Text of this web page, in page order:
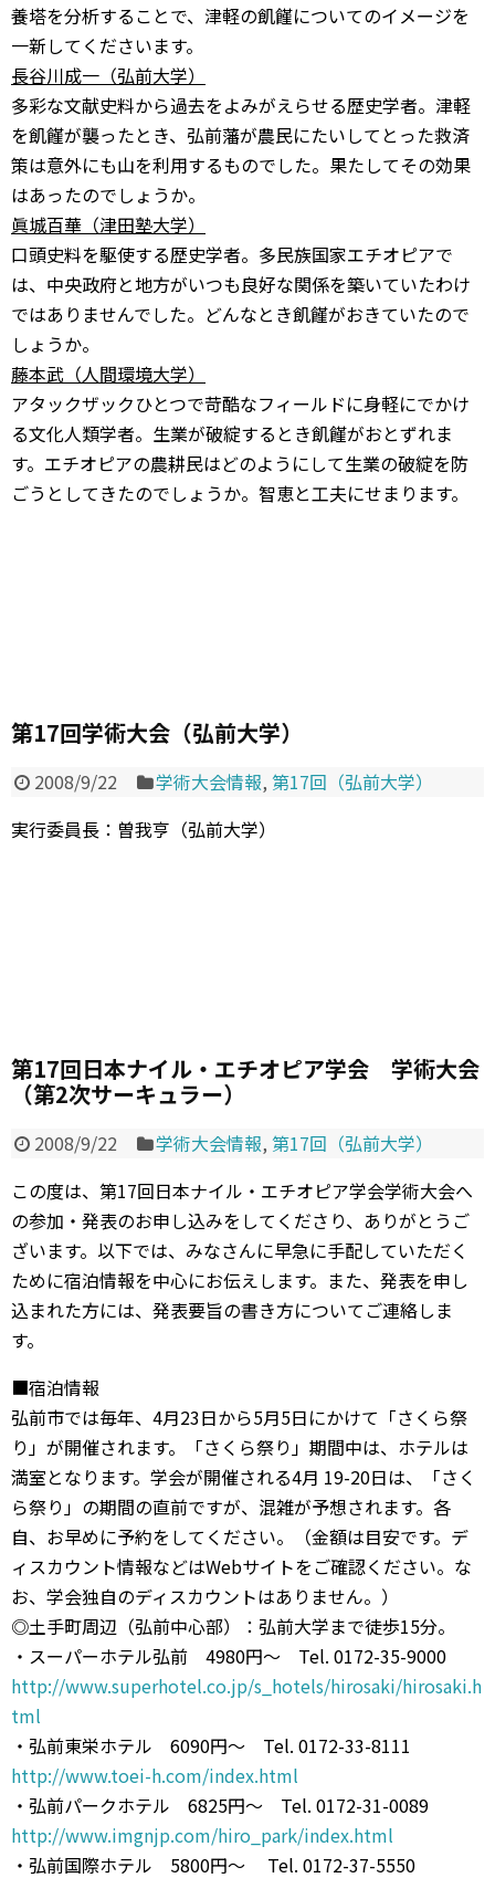
養塔を分析することで、津軽の飢饉についてのイメージを
一新してくださいます。
長谷川成一（弘前大学）
多彩な文献史料から過去をよみがえらせる歴史学者。津軽
を飢饉が襲ったとき、弘前藩が農民にたいしてとった救済
策は意外にも山を利用するものでした。果たしてその効果
はあったのでしょうか。
眞城百華（津田塾大学）
口頭史料を駆使する歴史学者。多民族国家エチオピアで
は、中央政府と地方がいつも良好な関係を築いていたわけ
ではありませんでした。どんなとき飢饉がおきていたので
しょうか。
藤本武（人間環境大学）
アタックザックひとつで苛酷なフィールドに身軽にでかけ
る文化人類学者。生業が破綻するとき飢饉がおとずれま
す。エチオピアの農耕民はどのようにして生業の破綻を防
ごうとしてきたのでしょうか。智恵と工夫にせまります。
第17回学術大会（弘前大学）
2008/9/22 学術大会情報,第17回（弘前大学）
実行委員長：曽我亨（弘前大学）
第17回日本ナイル・エチオピア学会 学術大会
（第2次サーキュラー）
2008/9/22 学術大会情報,第17回（弘前大学）
この度は、第17回日本ナイル・エチオピア学会学術大会へ
の参加・発表のお申し込みをしてくださり、ありがとうご
ざいます。以下では、みなさんに早急に手配していただく
ために宿泊情報を中心にお伝えします。また、発表を申し
込まれた方には、発表要旨の書き方についてご連絡しま
す。
■宿泊情報
弘前市では毎年、4月23日から5月5日にかけて「さくら祭
り」が開催されます。「さくら祭り」期間中は、ホテルは
満室となります。学会が開催される4月 19-20日は、「さく
ら祭り」の期間の直前ですが、混雑が予想されます。各
自、お早めに予約をしてください。（金額は目安です。デ
ィスカウント情報などはWebサイトをご確認ください。な
お、学会独自のディスカウントはありません。）
◎土手町周辺（弘前中心部）：弘前大学まで徒歩15分。
・スーパーホテル弘前 4980円〜 Tel. 0172-35-9000
http://www.superhotel.co.jp/s_hotels/hirosaki/hirosaki.h
tml
・弘前東栄ホテル 6090円〜 Tel. 0172-33-8111
http://www.toei-h.com/index.html
・弘前パークホテル 6825円〜 Tel. 0172-31-0089
http://www.imgnjp.com/hiro_park/index.html
・弘前国際ホテル 5800円〜 Tel. 0172-37-5550